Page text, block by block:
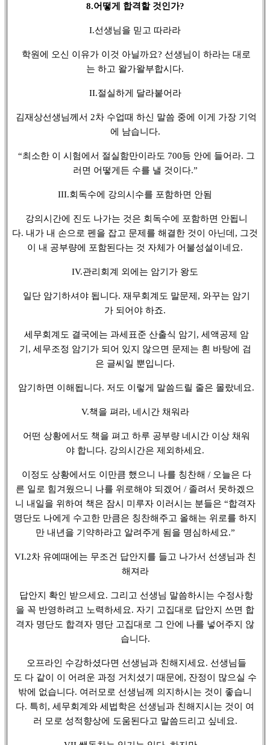
8.어떻게 합격할 것인가?
I.선생님을 믿고 따라라
학원에 오신 이유가 이것 아닐까요? 선생님이 하라는 대로
는 하고 왈가왈부합시다.
II.절실하게 달라붙어라
김재상선생님께서 2차 수업때 하신 말씀 중에 이게 가장 기억
에 남습니다.
“최소한 이 시험에서 절실함만이라도 700등 안에 들어라. 그
러면 어떻게든 수를 낼 것이다.”
III.회독수에 강의시수를 포함하면 안됨
강의시간에 진도 나가는 것은 회독수에 포함하면 안됩니
다. 내가 내 손으로 펜을 잡고 문제를 해결한 것이 아닌데, 그것
이 내 공부량에 포함된다는 것 자체가 어불성설이네요.
IV.관리회계 외에는 암기가 왕도
일단 암기하셔야 됩니다. 재무회계도 말문제, 와꾸는 암기
가 되어야 하죠.
세무회계도 결국에는 과세표준 산출식 암기, 세액공제 암
기, 세무조정 암기가 되어 있지 않으면 문제는 흰 바탕에 검
은 글씨일 뿐입니다.
암기하면 이해됩니다. 저도 이렇게 말씀드릴 줄은 몰랐네요.
V.책을 펴라, 네시간 채워라
어떤 상황에서도 책을 펴고 하루 공부량 네시간 이상 채워
야 합니다. 강의시간은 제외하세요.
이정도 상황에서도 이만큼 했으니 나를 칭찬해 / 오늘은 다
른 일로 힘겨웠으니 나를 위로해야 되겠어 / 졸려서 못하겠으
니 내일을 위하여 책은 잠시 미루자 이러시는 분들은 “합격자
명단도 나에게 수고한 만큼은 칭찬해주고 올해는 위로를 하지
만 내년을 기약하라고 알려주게 됨을 명심하세요.”
VI.2차 유예때에는 무조건 답안지를 들고 나가서 선생님과 친
해져라
답안지 확인 받으세요. 그리고 선생님 말씀하시는 수정사항
을 꼭 반영하려고 노력하세요. 자기 고집대로 답안지 쓰면 합
격자 명단도 합격자 명단 고집대로 그 안에 나를 넣어주지 않
습니다.
오프라인 수강하셨다면 선생님과 친해지세요. 선생님들
도 다 같이 이 어려운 과정 거치셨기 때문에, 잔정이 많으실 수
밖에 없습니다. 여러모로 선생님께 의지하시는 것이 좋습니
다. 특히, 세무회계와 세법학은 선생님과 친해지시는 것이 여
러 모로 성적향상에 도움된다고 말씀드리고 싶네요.